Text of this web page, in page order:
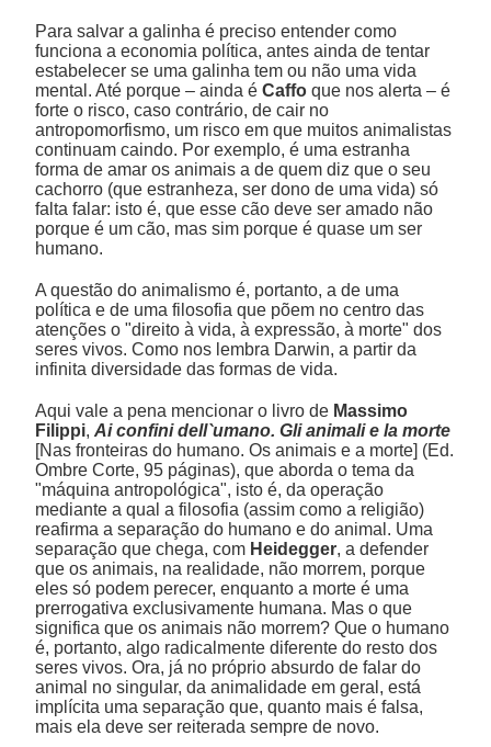
Para salvar a galinha é preciso entender como
funciona a economia política, antes ainda de tentar
estabelecer se uma galinha tem ou não uma vida
mental. Até porque – ainda éCaffo que nos alerta – é
forte o risco, caso contrário, de cair no
antropomorfismo, um risco em que muitos animalistas
continuam caindo. Por exemplo, é uma estranha
forma de amar os animais a de quem diz que o seu
cachorro (que estranheza, ser dono de uma vida) só
falta falar: isto é, que esse cão deve ser amado não
porque é um cão, mas sim porque é quase um ser
humano.
A questão do animalismo é, portanto, a de uma
política e de uma filosofia que põem no centro das
atenções o "direito à vida, à expressão, à morte" dos
seres vivos. Como nos lembra Darwin, a partir da
infinita diversidade das formas de vida.
Aqui vale a pena mencionar o livro de Massimo
Filippi,Ai confini dell`umano. Gli animali e la morte
[Nas fronteiras do humano. Os animais e a morte] (Ed.
Ombre Corte, 95 páginas), que aborda o tema da
"máquina antropológica", isto é, da operação
mediante a qual a filosofia (assim como a religião)
reafirma a separação do humano e do animal. Uma
separação que chega, com Heidegger, a defender
que os animais, na realidade, não morrem, porque
eles só podem perecer, enquanto a morte é uma
prerrogativa exclusivamente humana. Mas o que
significa que os animais não morrem? Que o humano
é, portanto, algo radicalmente diferente do resto dos
seres vivos. Ora, já no próprio absurdo de falar do
animal no singular, da animalidade em geral, está
implícita uma separação que, quanto mais é falsa,
mais ela deve ser reiterada sempre de novo.